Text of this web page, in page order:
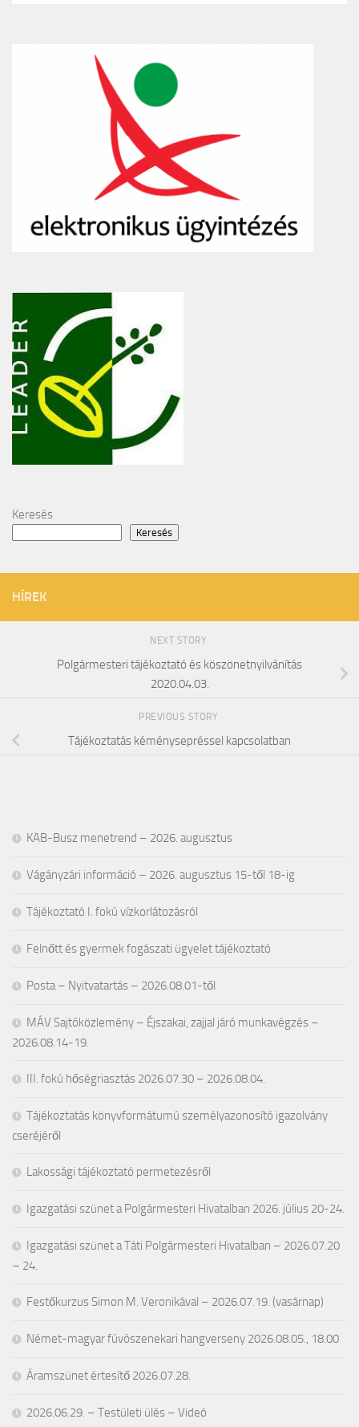
Keresés
Keresés
HÍREK
NEXT STORY
Polgármesteri tájékoztató és köszönetnyilvánítás
2020.04.03.
PREVIOUS STORY
Tájékoztatás kéménysepréssel kapcsolatban
KAB-Busz menetrend – 2026. augusztus
Vágányzári információ – 2026. augusztus 15-től 18-ig
Tájékoztató I. fokú vízkorlátozásról
Felnőtt és gyermek fogászati ügyelet tájékoztató
Posta – Nyitvatartás – 2026.08.01-től
MÁV Sajtóközlemény – Éjszakai, zajjal járó munkavégzés –
2026.08.14-19.
III. fokú hőségriasztás 2026.07.30 – 2026.08.04.
Tájékoztatás könyvformátumú személyazonosító igazolvány
cseréjéről
Lakossági tájékoztató permetezésről
Igazgatási szünet a Polgármesteri Hivatalban 2026. július 20-24.
Igazgatási szünet a Táti Polgármesteri Hivatalban – 2026.07.20
– 24.
Festőkurzus Simon M. Veronikával – 2026.07.19. (vasárnap)
Német-magyar fúvószenekari hangverseny 2026.08.05., 18.00
Áramszünet értesítő 2026.07.28.
2026.06.29. – Testületi ülés – Videó